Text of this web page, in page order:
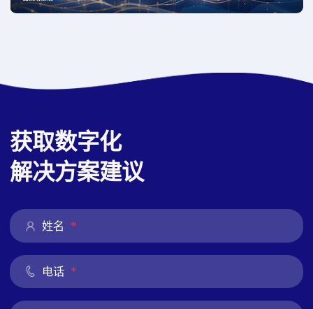
获取数字化
解决方案建议
姓名 *
电话 *